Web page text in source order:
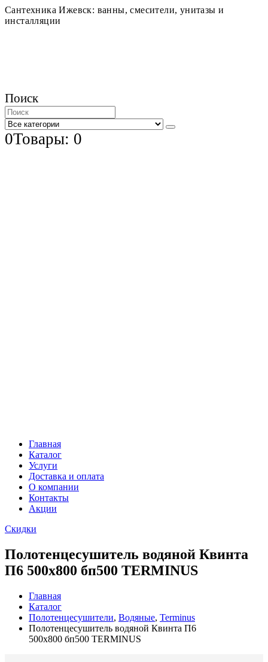
Сантехника Ижевск: ванны, смесители, унитазы и
инсталляции
Поиск
0Товары: 0
Главная
Каталог
Услуги
Доставка и оплата
О компании
Контакты
Акции
Скидки
Полотенцесушитель водяной Квинта
П6 500х800 бп500 TERMINUS
Главная
Каталог
Полотенцесушители, Водяные, Terminus
Полотенцесушитель водяной Квинта П6
500х800 бп500 TERMINUS